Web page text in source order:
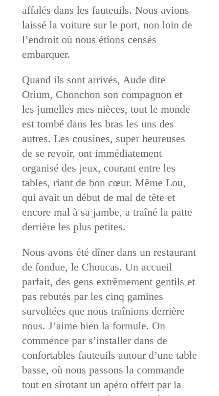
affalés dans les fauteuils. Nous avions
laissé la voiture sur le port, non loin de
l’endroit où nous étions censés
embarquer.
Quand ils sont arrivés, Aude dite
Orium, Chonchon son compagnon et
les jumelles mes nièces, tout le monde
est tombé dans les bras les uns des
autres. Les cousines, super heureuses
de se revoir, ont immédiatement
organisé des jeux, courant entre les
tables, riant de bon cœur. Même Lou,
qui avait un début de mal de tête et
encore mal à sa jambe, a traîné la patte
derrière les plus petites.
Nous avons été dîner dans un restaurant
de fondue, le Choucas. Un accueil
parfait, des gens extrêmement gentils et
pas rebutés par les cinq gamines
survoltées que nous traînions derrière
nous. J’aime bien la formule. On
commence par s’installer dans de
confortables fauteuils autour d’une table
basse, où nous passons la commande
tout en sirotant un apéro offert par la